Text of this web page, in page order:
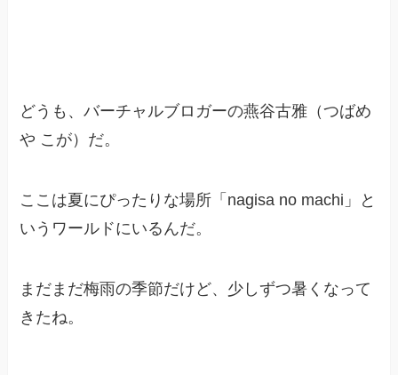
どうも、バーチャルブロガーの燕谷古雅（つばめ
や こが）だ。
ここは夏にぴったりな場所「nagisa no machi」と
いうワールドにいるんだ。
まだまだ梅雨の季節だけど、少しずつ暑くなって
きたね。